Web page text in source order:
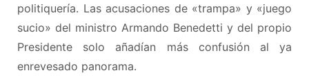
politiquería. Las acusaciones de «trampa» y «juego
sucio» del ministro Armando Benedetti y del propio
Presidente solo añadían más confusión al ya
enrevesado panorama.